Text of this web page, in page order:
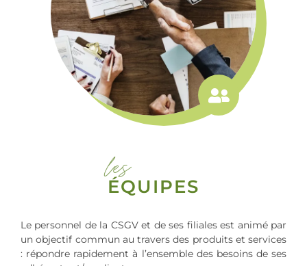
les
ÉQUIPES
Le personnel de la CSGV et de ses filiales est animé par
un objectif commun au travers des produits et services
: répondre rapidement à l’ensemble des besoins de ses